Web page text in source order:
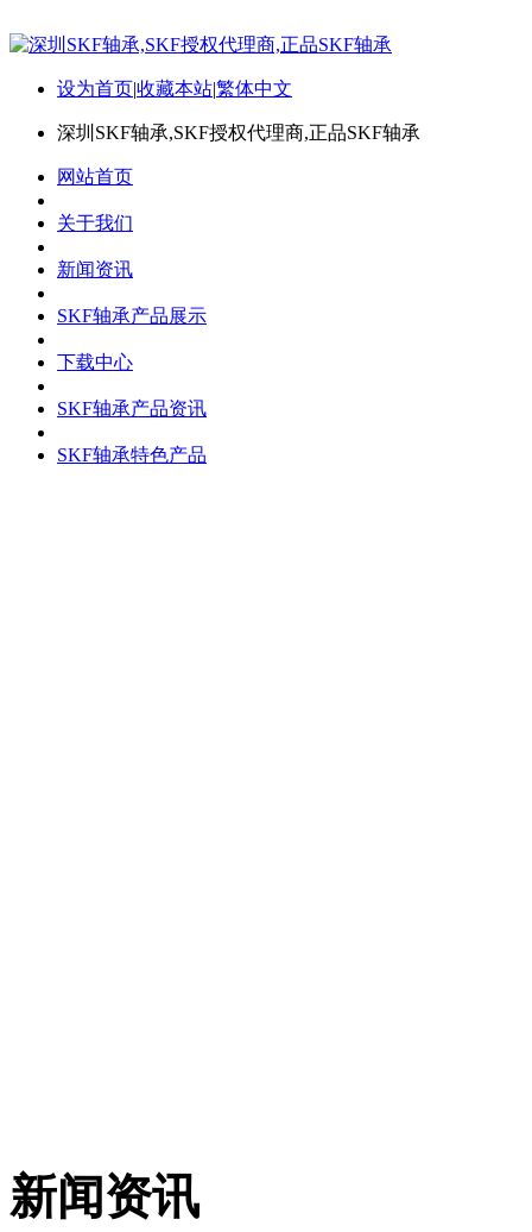
设为首页|收藏本站|繁体中文
深圳SKF轴承,SKF授权代理商,正品SKF轴承
网站首页
关于我们
新闻资讯
SKF轴承产品展示
下载中心
SKF轴承产品资讯
SKF轴承特色产品
新闻资讯